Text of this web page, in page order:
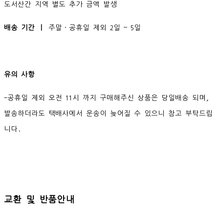
도서산간 지역 별도 추가 금액 발생
배송 기간 ㅣ 주말·공휴일 제외 2일 ~ 5일
유의 사항
-공휴일 제외 오전 11시 까지 구매해주신 상품은 당일배송 되며,
발송하더라도 택배사에서 운송이 늦어질 수 있으니 참고 부탁드립
니다.
교환 및 반품안내